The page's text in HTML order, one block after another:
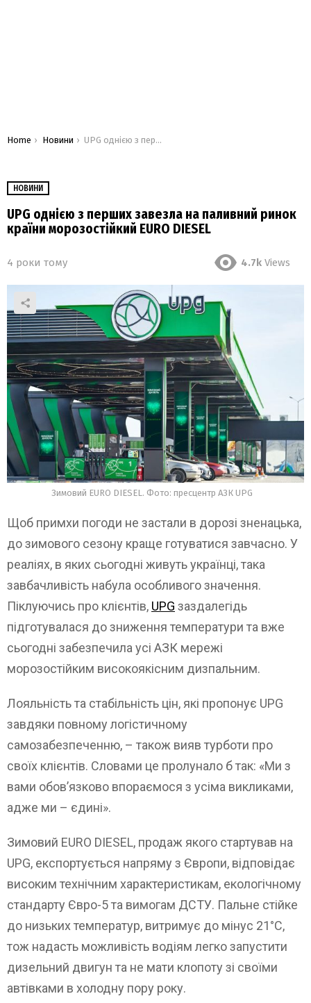
You are here:
Home Новини UPG однією з перших завезла на паливний ринок країни морозостійкий EURO DIESEL
НОВИНИ
UPG однією з перших завезла на паливний ринок
країни морозостійкий EURO DIESEL
4 роки тому 4.7k Views
Зимовий EURO DIESEL. Фото: пресцентр АЗК UPG
Щоб примхи погоди не застали в дорозі зненацька,
до зимового сезону краще готуватися завчасно. У
реаліях, в яких сьогодні живуть українці, така
завбачливість набула особливого значення.
Піклуючись про клієнтів, UPG заздалегідь
підготувалася до зниження температури та вже
сьогодні забезпечила усі АЗК мережі
морозостійким високоякісним дизпальним.
Лояльність та стабільність цін, які пропонує UPG
завдяки повному логістичному
самозабезпеченню, – також вияв турботи про
своїх клієнтів. Словами це пролунало б так: «Ми з
вами обов’язково впораємося з усіма викликами,
адже ми – єдині».
Зимовий EURO DIESEL, продаж якого стартував на
UPG, експортується напряму з Європи, відповідає
високим технічним характеристикам, екологічному
стандарту Євро-5 та вимогам ДСТУ. Пальне стійке
до низьких температур, витримує до мінус 21°C,
тож надасть можливість водіям легко запустити
дизельний двигун та не мати клопоту зі своїми
автівками в холодну пору року.